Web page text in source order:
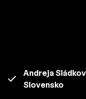
Andreja
Slovensko